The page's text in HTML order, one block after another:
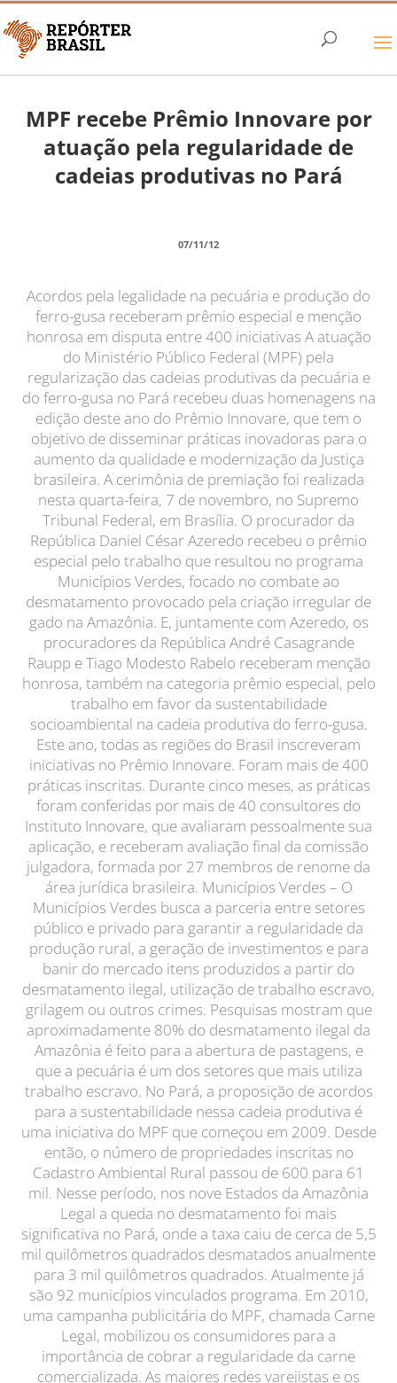
MPF recebe Prêmio Innovare por
atuação pela regularidade de
cadeias produtivas no Pará
07/11/12
Acordos pela legalidade na pecuária e produção do
ferro-gusa receberam prêmio especial e menção
honrosa em disputa entre 400 iniciativas A atuação
do Ministério Público Federal (MPF) pela
regularização das cadeias produtivas da pecuária e
do ferro-gusa no Pará recebeu duas homenagens na
edição deste ano do Prêmio Innovare, que tem o
objetivo de disseminar práticas inovadoras para o
aumento da qualidade e modernização da Justiça
brasileira. A cerimônia de premiação foi realizada
nesta quarta-feira, 7 de novembro, no Supremo
Tribunal Federal, em Brasília. O procurador da
República Daniel César Azeredo recebeu o prêmio
especial pelo trabalho que resultou no programa
Municípios Verdes, focado no combate ao
desmatamento provocado pela criação irregular de
gado na Amazônia. E, juntamente com Azeredo, os
procuradores da República André Casagrande
Raupp e Tiago Modesto Rabelo receberam menção
honrosa, também na categoria prêmio especial, pelo
trabalho em favor da sustentabilidade
socioambiental na cadeia produtiva do ferro-gusa.
Este ano, todas as regiões do Brasil inscreveram
iniciativas no Prêmio Innovare. Foram mais de 400
práticas inscritas. Durante cinco meses, as práticas
foram conferidas por mais de 40 consultores do
Instituto Innovare, que avaliaram pessoalmente sua
aplicação, e receberam avaliação final da comissão
julgadora, formada por 27 membros de renome da
área jurídica brasileira. Municípios Verdes – O
Municípios Verdes busca a parceria entre setores
público e privado para garantir a regularidade da
produção rural, a geração de investimentos e para
banir do mercado itens produzidos a partir do
desmatamento ilegal, utilização de trabalho escravo,
grilagem ou outros crimes. Pesquisas mostram que
aproximadamente 80% do desmatamento ilegal da
Amazônia é feito para a abertura de pastagens, e
que a pecuária é um dos setores que mais utiliza
trabalho escravo. No Pará, a proposição de acordos
para a sustentabilidade nessa cadeia produtiva é
uma iniciativa do MPF que começou em 2009. Desde
então, o número de propriedades inscritas no
Cadastro Ambiental Rural passou de 600 para 61
mil. Nesse período, nos nove Estados da Amazônia
Legal a queda no desmatamento foi mais
significativa no Pará, onde a taxa caiu de cerca de 5,5
mil quilômetros quadrados desmatados anualmente
para 3 mil quilômetros quadrados. Atualmente já
são 92 municípios vinculados programa. Em 2010,
uma campanha publicitária do MPF, chamada Carne
Legal, mobilizou os consumidores para a
importância de cobrar a regularidade da carne
comercializada. As maiores redes varejistas e os